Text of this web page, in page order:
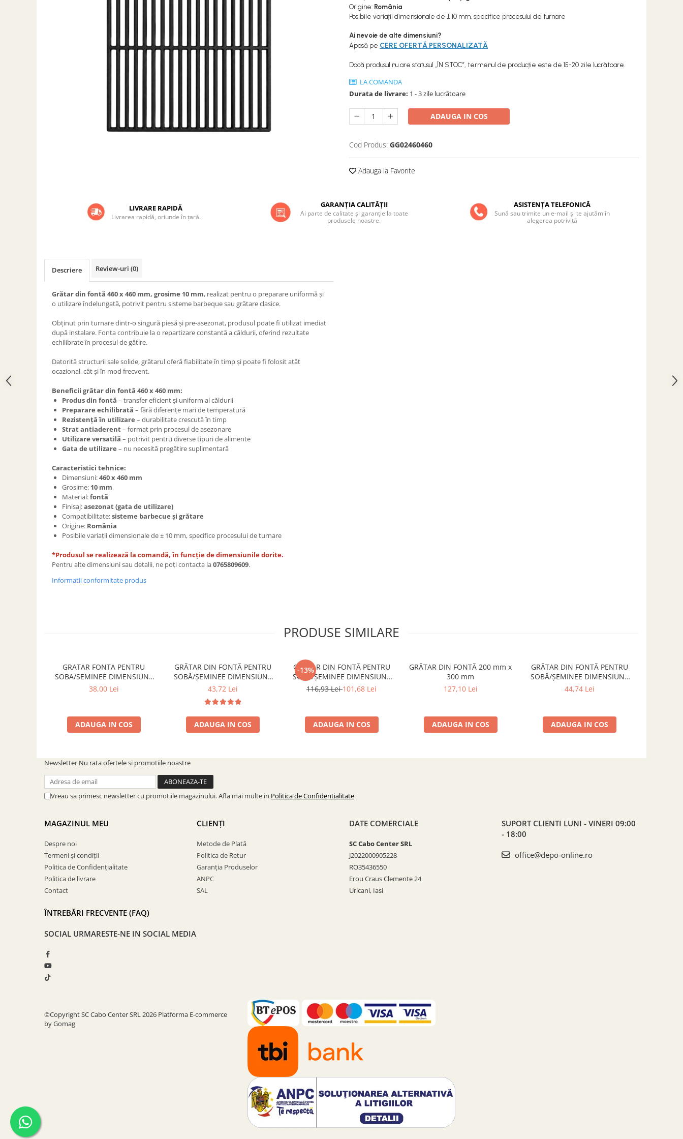
Prelată impermeabilă din
polietilenă cu inele
COȘURI DE FUM
Coșuri de fum din beton
Coșuri de fum din otel
Baterii și accesorii
PLASE DE UMBRIRE/ ANTIGRINDINĂ
PRODUSE PENTRU GRĂDINARIT
Irigații pentru grădină
Unelte electrice
Unelte pentru grădinărit
STICLĂ TERMOREZISTENTĂ
TIMP LIBER IN NATURA
TRUSE SI ACCESORII PROFESIONALE
DE CURATARE HORN
UZ GOSPODĂRESC
ȘEMINEE ȘI ÎNCĂLZITOARE DE
Origine: România
Posibile variații dimensionale de ± 10 mm, specifice procesului de turnare
Ai nevoie de alte dimensiuni?
Apasă pe CERE OFERTĂ PERSONALIZATĂ
Dacă produsul nu are statusul „ÎN STOC”, termenul de producție este de 15-20 zile lucrătoare.
LA COMANDA
Durata de livrare: 1 - 3 zile lucrătoare
ADAUGA IN COS
Cod Produs: GG02460460
Adauga la Favorite
LIVRARE RAPIDĂ
Livrarea rapidă, oriunde în țară.
GARANȚIA CALITĂȚII
Ai parte de calitate și garanție la toate
produsele noastre.
ASISTENȚA TELEFONICĂ
Sună sau trimite un e-mail și te ajutăm în
alegerea potrivită
Descriere Review-uri (0)
Grătar din fontă 460 x 460 mm, grosime 10 mm, realizat pentru o preparare uniformă și
o utilizare îndelungată, potrivit pentru sisteme barbeque sau grătare clasice.
Obținut prin turnare dintr-o singură piesă și pre-asezonat, produsul poate fi utilizat imediat
după instalare. Fonta contribuie la o repartizare constantă a căldurii, oferind rezultate
echilibrate în procesul de gătire.
Datorită structurii sale solide, grătarul oferă fiabilitate în timp și poate fi folosit atât
ocazional, cât și în mod frecvent.
Beneficii grătar din fontă 460 x 460 mm:
Produs din fontă – transfer eficient și uniform al căldurii
Preparare echilibrată – fără diferențe mari de temperatură
Rezistență în utilizare – durabilitate crescută în timp
Strat antiaderent– format prin procesul de asezonare
Utilizare versatilă – potrivit pentru diverse tipuri de alimente
Gata de utilizare – nu necesită pregătire suplimentară
Caracteristici tehnice:
Dimensiuni:460 x 460 mm
Grosime: 10 mm
Material:fontă
Finisaj:asezonat (gata de utilizare)
Compatibilitate:sisteme barbecue și grătare
Origine: România
Posibile variații dimensionale de ± 10 mm, specifice procesului de turnare
*Produsul se realizează la comandă, în funcție de dimensiunile dorite.
Pentru alte dimensiuni sau detalii, ne poți contacta la0765809609.
Informatii conformitate produs
PRODUSE SIMILARE
GRATAR FONTA PENTRU
SOBA/SEMINEE DIMENSIUNE
250x170 mm
38,00 Lei
ADAUGA IN COS
GRĂTAR DIN FONTĂ PENTRU
SOBĂ/ȘEMINEE DIMENSIUNE
300 mm x 200 mm
43,72 Lei
ADAUGA IN COS
-13%
GRĂTAR DIN FONTĂ PENTRU
SOBĂ/ȘEMINEE DIMENSIUNE
400 mm x300 mm
116,93 Lei101,68 Lei
ADAUGA IN COS
GRĂTAR DIN FONTĂ 200 mm x
300 mm
127,10 Lei
ADAUGA IN COS
GRĂTAR DIN FONTĂ PENTRU
SOBĂ/ȘEMINEE DIMENSIUNE
DIMENSIUNE 250 mm x200 mm
44,74 Lei
ADAUGA IN COS
Newsletter Nu rata ofertele si promotiile noastre
Vreau sa primesc newsletter cu promotiile magazinului. Afla mai multe in Politica de Confidentialitate
MAGAZINUL MEU
Despre noi
Termeni și condiții
Politica de Confidențialitate
Politica de livrare
Contact
ÎNTREBĂRI FRECVENTE (FAQ)
CLIENȚI
Metode de Plată
Politica de Retur
Garanția Produselor
ANPC
SAL
DATE COMERCIALE
SC Cabo Center SRL
J2022000905228
RO35436550
Erou Craus Clemente 24
Uricani, Iasi
SUPORT CLIENTI LUNI - VINERI 09:00
- 18:00
office@depo-online.ro
SOCIAL URMARESTE-NE IN SOCIAL MEDIA
©Copyright SC Cabo Center SRL 2026 Platforma E-commerce
by Gomag